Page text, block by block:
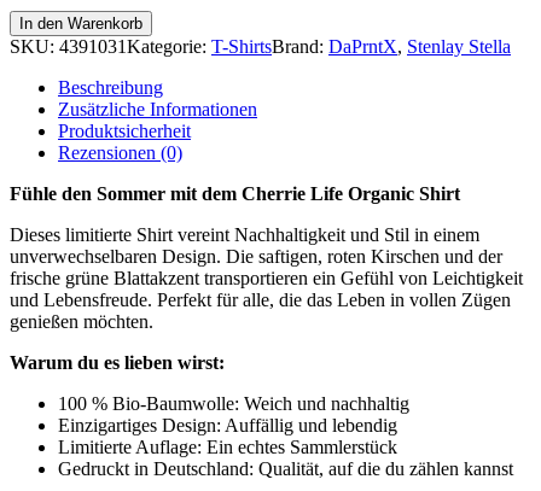
In den Warenkorb
SKU: 4391031Kategorie: T-ShirtsBrand: DaPrntX, Stenlay Stella
Beschreibung
Zusätzliche Informationen
Produktsicherheit
Rezensionen (0)
Fühle den Sommer mit dem Cherrie Life Organic Shirt
Dieses limitierte Shirt vereint Nachhaltigkeit und Stil in einem
unverwechselbaren Design. Die saftigen, roten Kirschen und der
frische grüne Blattakzent transportieren ein Gefühl von Leichtigkeit
und Lebensfreude. Perfekt für alle, die das Leben in vollen Zügen
genießen möchten.
Warum du es lieben wirst:
100 % Bio-Baumwolle: Weich und nachhaltig
Einzigartiges Design: Auffällig und lebendig
Limitierte Auflage: Ein echtes Sammlerstück
Gedruckt in Deutschland: Qualität, auf die du zählen kannst